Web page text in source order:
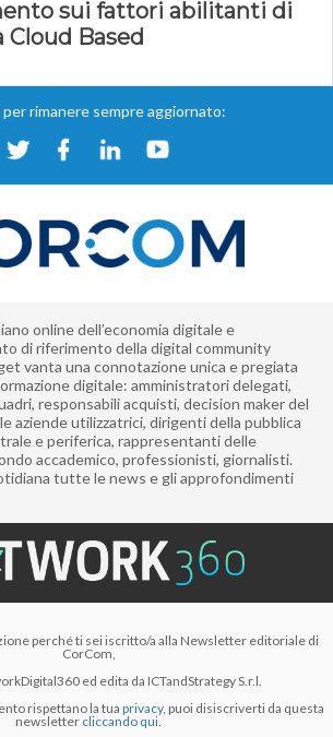
sui fattori abilitanti di
Based
per rimanere sempre aggiornato:
online dell’economia digitale e
di riferimento della digital community
vanta una connotazione unica e pregiata
digitale: amministratori delegati,
responsabili acquisti, decision maker del
aziende utilizzatrici, dirigenti della pubblica
e periferica, rappresentanti delle
accademico, professionisti, giornalisti.
tutte le news e gli approfondimenti
perché ti sei iscritto/a alla Newsletter editoriale di
CorCom,
ed edita da ICTandStrategy S.r.l.
rispettano la tua privacy, puoi disiscriverti da questa
newsletter cliccando qui.